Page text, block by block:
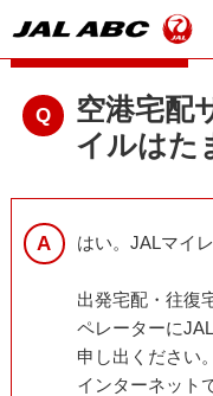
空港宅配サービス
空港宅配
イルはた
はい。JALマイ
出発宅配・往復
ペレーターに
申し出ください。
インターネット